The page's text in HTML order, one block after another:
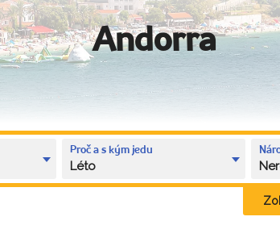
Andorra
Proč a s kým jedu
Léto